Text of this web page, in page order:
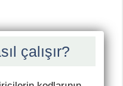
çalışır?